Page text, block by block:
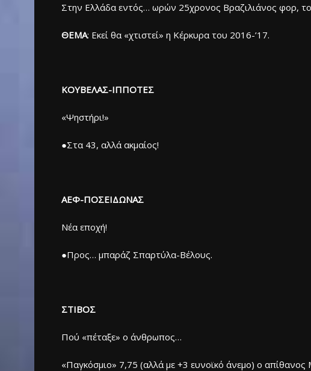
Στην Ελλάδα εντός… ωρών 25χρονος Βραζιλιάνος φορ,
ΘΕΜΑ: Εκεί θα «χτιστεί» η Κέρκυρα του 2016-’17.
KOYBΕΛΑΣ-ΙΠΠΟΤΕΣ
«Ψηστήρι!»
●Στα 43, αλλά ακμαίος!
ΑΕΦ-ΠΟΣΕΙΔΩΝΑΣ
Νέα εποχή!
●Προς… μπαράζ Σπαρτύλα-Βέλους.
ΣΤΙΒΟΣ
Πού «πέταξε» ο άνθρωπος…
«Παγκόσμιο» 7,75 (αλλά με +3 ευνοϊκό άνεμο) ο